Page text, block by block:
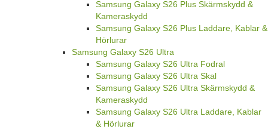
Samsung Galaxy S26 Plus Skärmskydd &
Kameraskydd
Samsung Galaxy S26 Plus Laddare, Kablar &
Hörlurar
Samsung Galaxy S26 Ultra
Samsung Galaxy S26 Ultra Fodral
Samsung Galaxy S26 Ultra Skal
Samsung Galaxy S26 Ultra Skärmskydd &
Kameraskydd
Samsung Galaxy S26 Ultra Laddare, Kablar
& Hörlurar